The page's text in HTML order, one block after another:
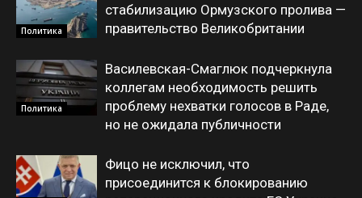
Политика
стабилизацию Ормузского пролива —
правительство Великобритании
Политика
Василевская-Смаглюк подчеркнула
коллегам необходимость решить
проблему нехватки голосов в Раде,
но не ожидала публичности
Фицо не исключил, что
присоединится к блокированию